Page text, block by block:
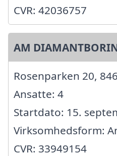
CVR: 42036757
AM
Rosenparken 20,
Ansatte: 4
Startdato: 15.
Virksomhedsform:
CVR: 33949154